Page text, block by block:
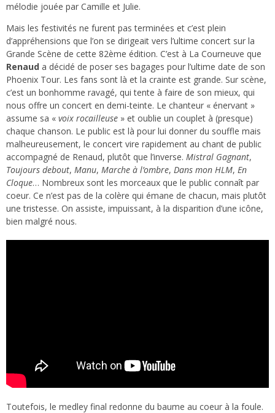
mélodie jouée par Camille et Julie.
Mais les festivités ne furent pas terminées et c’est plein
d’appréhensions que l’on se dirigeait vers l’ultime concert sur la
Grande Scène de cette 82ème édition. C’est à La Courneuve que
Renaud a décidé de poser ses bagages pour l’ultime date de son
Phoenix Tour. Les fans sont là et la crainte est grande. Sur scène,
c’est un bonhomme ravagé, qui tente à faire de son mieux, qui
nous offre un concert en demi-teinte. Le chanteur « énervant »
assume sa « voix rocailleuse » et oublie un couplet à (presque)
chaque chanson. Le public est là pour lui donner du souffle mais
malheureusement, le concert vire rapidement au chant de public
accompagné de Renaud, plutôt que l’inverse. Mistral Gagnant,
Toujours debout, Manu, Marche à l’ombre, Dans mon HLM, En
Cloque… Nombreux sont les morceaux que le public connaît par
coeur. Ce n’est pas de la colère qui émane de chacun, mais plutôt
une tristesse. On assiste, impuissant, à la disparition d’une icône,
bien malgré nous.
Toutefois, le medley final redonne du baume au coeur à la foule.